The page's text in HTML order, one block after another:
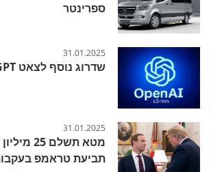
ספרינטר
31.01.2025
שדרוג נוסף לצאט GPT
31.01.2025
מטא תשלם
תביעת טראמפ